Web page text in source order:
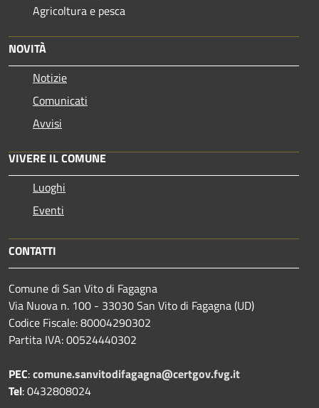
Agricoltura e pesca
NOVITÀ
Notizie
Comunicati
Avvisi
VIVERE IL COMUNE
Luoghi
Eventi
CONTATTI
Comune di San Vito di Fagagna
Via Nuova n. 100 - 33030 San Vito di Fagagna (UD)
Codice Fiscale: 80004290302
Partita IVA: 00524440302
PEC:comune.sanvitodifagagna@certgov.fvg.it
Tel: 0432808024